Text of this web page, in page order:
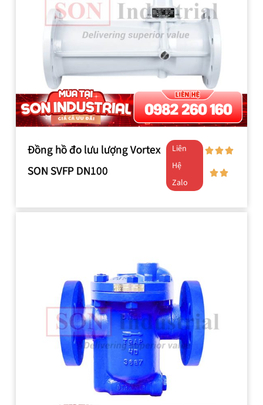
Đồng hồ đo lưu lượng Vortex
SON SVFP DN100
Liên
Hệ
Zalo